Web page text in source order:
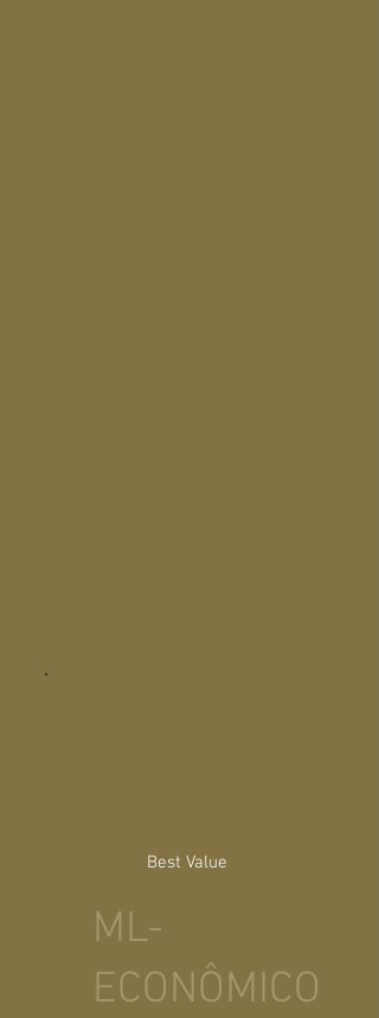
Best Value
ML-
ECONÔMICO